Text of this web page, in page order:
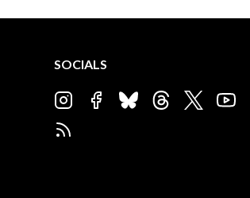
SOCIALS